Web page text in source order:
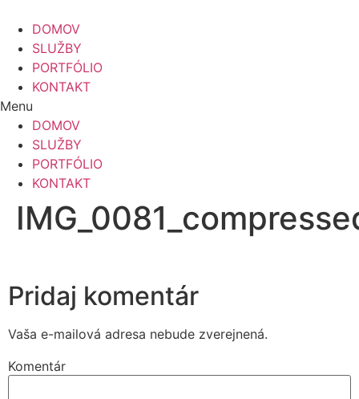
obsah
DOMOV
SLUŽBY
PORTFÓLIO
KONTAKT
Menu
DOMOV
SLUŽBY
PORTFÓLIO
KONTAKT
Pridaj komentár
Vaša e-mailová adresa nebude zverejnená.
Komentár